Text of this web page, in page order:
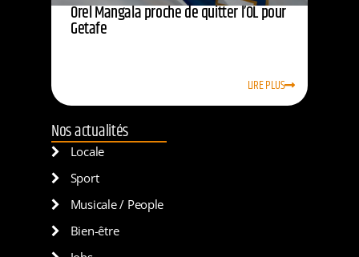
Orel Mangala proche de quitter l’OL pour
Getafe
LIRE PLUS
Nos actualités
Locale
Sport
Musicale / People
Bien-être